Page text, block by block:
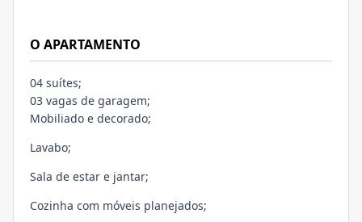
O APARTAMENTO
04 suítes;
03 vagas de garagem;
Mobiliado e decorado;
Lavabo;
Sala de estar e jantar;
Cozinha com móveis planejados;